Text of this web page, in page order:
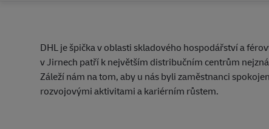
DHL je špička v oblasti skladového hospodářství a
v Jirnech patří k největším distribučním centrům
Záleží nám na tom, aby u nás byli zaměstnanci
rozvojovými aktivitami a kariérním růstem.